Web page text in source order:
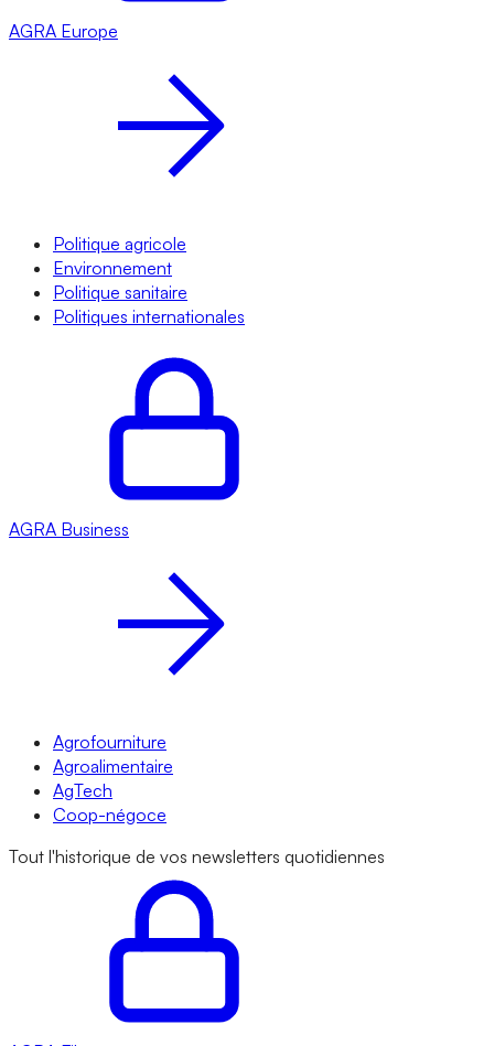
AGRA Europe
Politique agricole
Environnement
Politique sanitaire
Politiques internationales
AGRA Business
Agrofourniture
Agroalimentaire
AgTech
Coop-négoce
Tout l'historique de vos newsletters quotidiennes